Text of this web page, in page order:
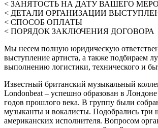
< ЗАНЯТОСТЬ НА ДАТУ ВАШЕГО
< ДЕТАЛИ ОРГАНИЗАЦИИ
< СПОСОБ ОПЛАТЫ
< ПОРЯДОК ЗАКЛЮЧЕНИЯ ДОГОВОРА
Мы несем полную юридическую
выступление артиста, а также подбираем
выполнению логистики, технического и
Известный британский музыкальный
Londonbeat – успешно образован в
годов прошлого века. В группу были
музыканты и вокалисты. Подобрались три
американских исполнителя. Вопросом